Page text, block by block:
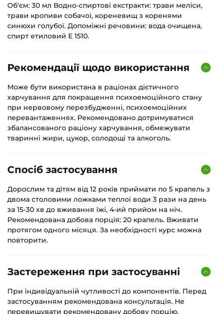
Об'єм: 30 мл Водно-спиртові екстракти: трави меліси,
трави кропиви собачої, кореневищ з коренями
синюхи голубої. Допоміжні речовини: вода очищена,
спирт етиловий Е 1510.
Рекомендації щодо використання
Може бути використана в раціонах дієтичного
харчування для покращення психоемоційного стану
при нервовому перезбудженні, психоемоційних
перевантаженнях. Рекомендовано дотримуватися
збалансованого раціону харчування, обмежувати
тваринні жири, цукор, солодощі та алкоголь.
Спосіб застосування
Дорослим та дітям від 12 років приймати по 5 крапель з
двома столовими ложками теплої води 3 рази на день
за 15-30 хв до вживання їжі, 4-ий прийом на ніч.
Рекомендована добова порція: 20 крапель. Вживати
протягом одного місяця. За необхідності курс можна
повторити.
Застереження при застосуванні
При індивідуальній чутливості до компонентів. Перед
застосуванням рекомендована консультація. Не
перевищувати рекомендовану добову порцію.